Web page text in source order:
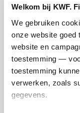
Welkom bij KWF.
We gebruiken
onze website goed
website en
toestemming —
toestemming
verwerken, zoals
gegevens.
costs This will
Raised
€55.078